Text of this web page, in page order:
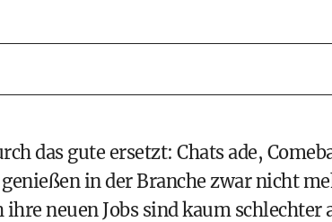
das gute ersetzt: Chats ade,
in der Branche zwar nicht
neuen Jobs sind kaum schlechter